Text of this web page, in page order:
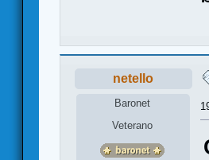
netello
Baronet
Veterano